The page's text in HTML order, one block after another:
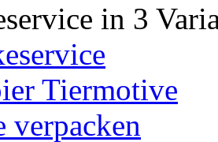
in 3